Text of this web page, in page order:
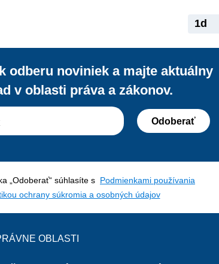
1d
odberu noviniek a majte aktuálny
v oblasti práva a zákonov.
Odoberať
„Odoberať“ súhlasíte s Podmienkami používania
ochrany súkromia a osobných údajov
OBLASTI